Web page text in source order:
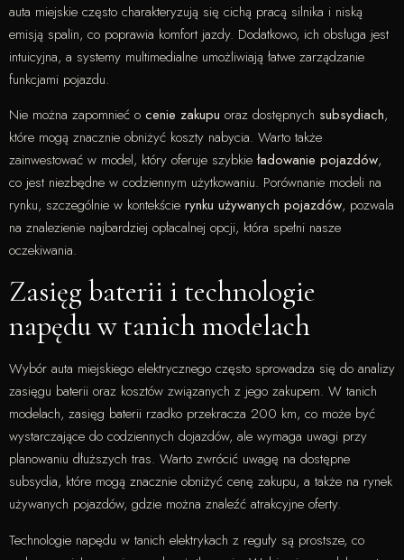
auta miejskie często charakteryzują się cichą pracą silnika i niską
emisją spalin, co poprawia komfort jazdy. Dodatkowo, ich obsługa jest
intuicyjna, a systemy multimedialne umożliwiają łatwe zarządzanie
funkcjami pojazdu.
Nie można zapomnieć o cenie zakupu oraz dostępnych subsydiach,
które mogą znacznie obniżyć koszty nabycia. Warto także
zainwestować w model, który oferuje szybkie ładowanie pojazdów,
co jest niezbędne w codziennym użytkowaniu. Porównanie modeli na
rynku, szczególnie w kontekście rynku używanych pojazdów, pozwala
na znalezienie najbardziej opłacalnej opcji, która spełni nasze
oczekiwania.
Zasięg baterii i technologie
napędu w tanich modelach
Wybór auta miejskiego elektrycznego często sprowadza się do analizy
zasięgu baterii oraz kosztów związanych z jego zakupem. W tanich
modelach, zasięg baterii rzadko przekracza 200 km, co może być
wystarczające do codziennych dojazdów, ale wymaga uwagi przy
planowaniu dłuższych tras. Warto zwrócić uwagę na dostępne
subsydia, które mogą znacznie obniżyć cenę zakupu, a także na rynek
używanych pojazdów, gdzie można znaleźć atrakcyjne oferty.
Technologie napędu w tanich elektrykach z reguły są prostsze, co